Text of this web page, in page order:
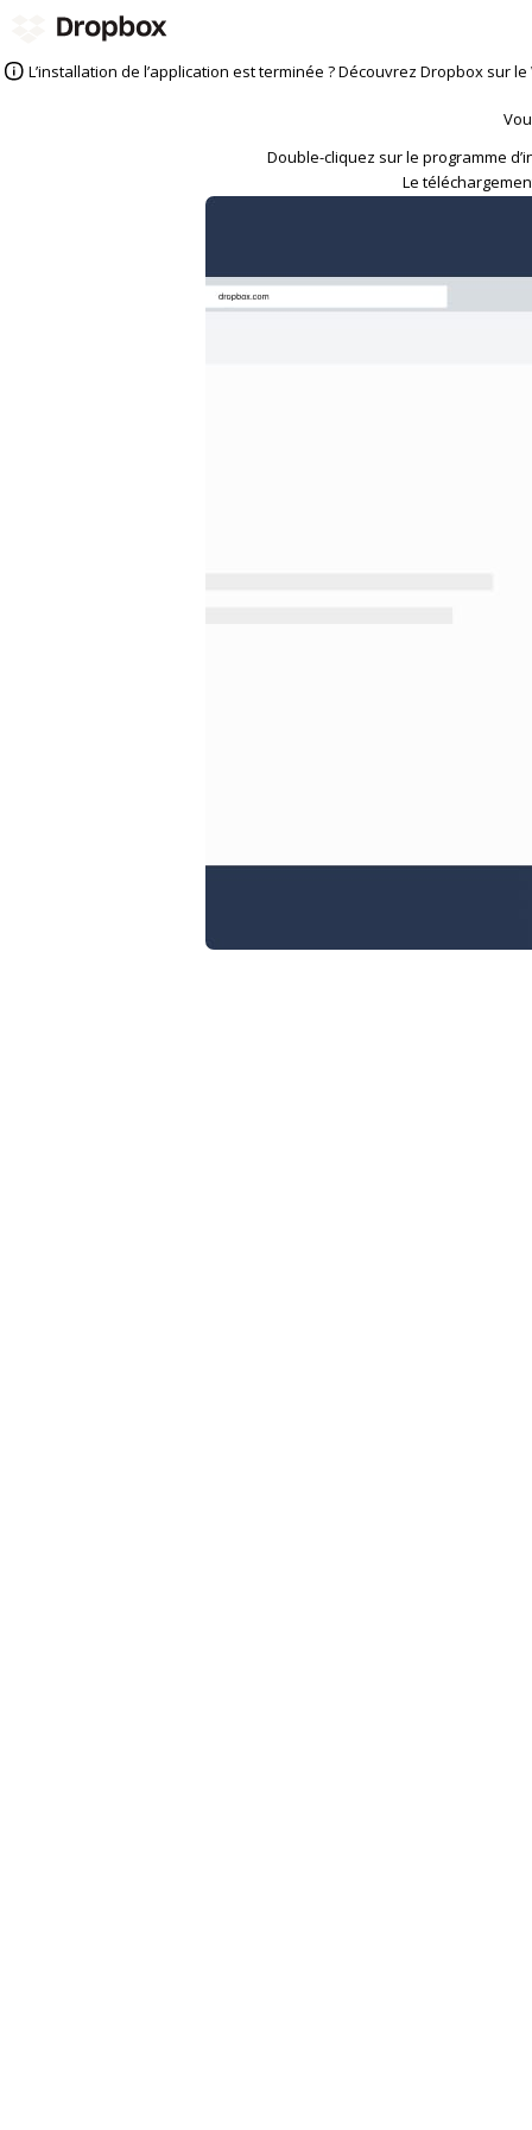
L’installation de l’application est terminée ? Découvrez Dropbox sur le
Double-cliquez sur le programme
Le